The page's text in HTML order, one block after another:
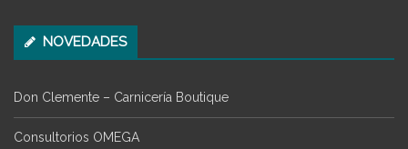
NOVEDADES
Don Clemente – Carnicería Boutique
Consultorios OMEGA